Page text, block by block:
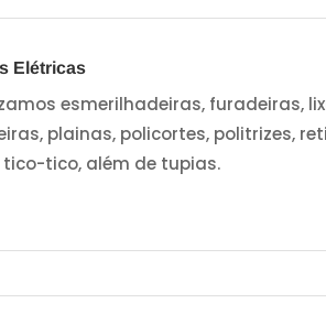
Elétricas
esmerilhadeiras, furadeiras,
plainas, policortes, politrizes,
tico, além de tupias.